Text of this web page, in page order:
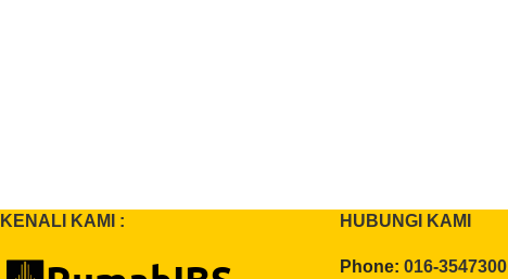
KENALI KAMI : HUBUNGI KAMI
Phone: 016-3547300